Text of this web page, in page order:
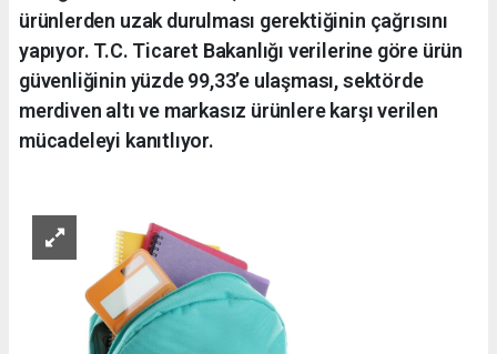
ürünlerden uzak durulması gerektiğinin çağrısını
yapıyor. T.C. Ticaret Bakanlığı verilerine göre ürün
güvenliğinin yüzde 99,33’e ulaşması, sektörde
merdiven altı ve markasız ürünlere karşı verilen
mücadeleyi kanıtlıyor.